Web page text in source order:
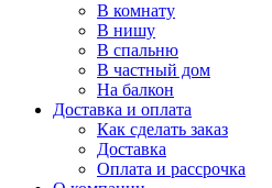
В комнату
В нишу
В спальню
В частный дом
На балкон
Доставка и оплата
Как сделать заказ
Доставка
Оплата и рассрочка